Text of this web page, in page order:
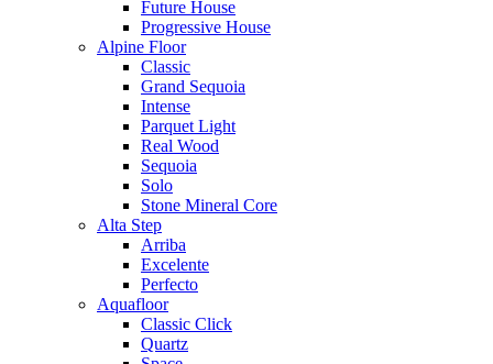
Future House
Progressive House
Alpine Floor
Classic
Grand Sequoia
Intense
Parquet Light
Real Wood
Sequoia
Solo
Stone Mineral Core
Alta Step
Arriba
Excelente
Perfecto
Aquafloor
Classic Click
Quartz